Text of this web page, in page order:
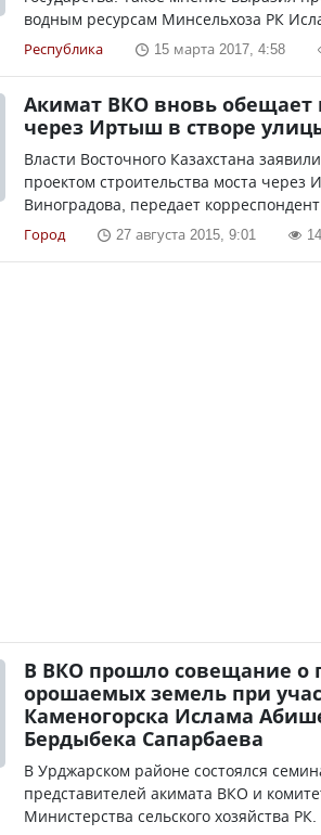
водным ресурсам Минсельхоза РК
Республика 15 марта 2017, 4:58
Акимат ВКО вновь обещает
через Иртыш в створе
Власти Восточного Казахстана
проектом строительства моста
Виноградова, передает
Город 27 августа 2015, 9:01
В ВКО прошло совещание о
орошаемых земель при
Каменогорска Ислама
Бердыбека Сапарбаева
В Урджарском районе состоялся
представителей акимата ВКО и
Министерства сельского хозяйства